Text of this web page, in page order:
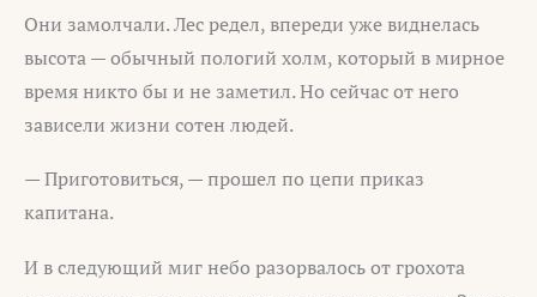
Они замолчали. Лес редел, впереди уже виднелась
высота — обычный пологий холм, который в мирное
время никто бы и не заметил. Но сейчас от него
зависели жизни сотен людей.
— Приготовиться, — прошел по цепи приказ
капитана.
И в следующий миг небо разорвалось от грохота